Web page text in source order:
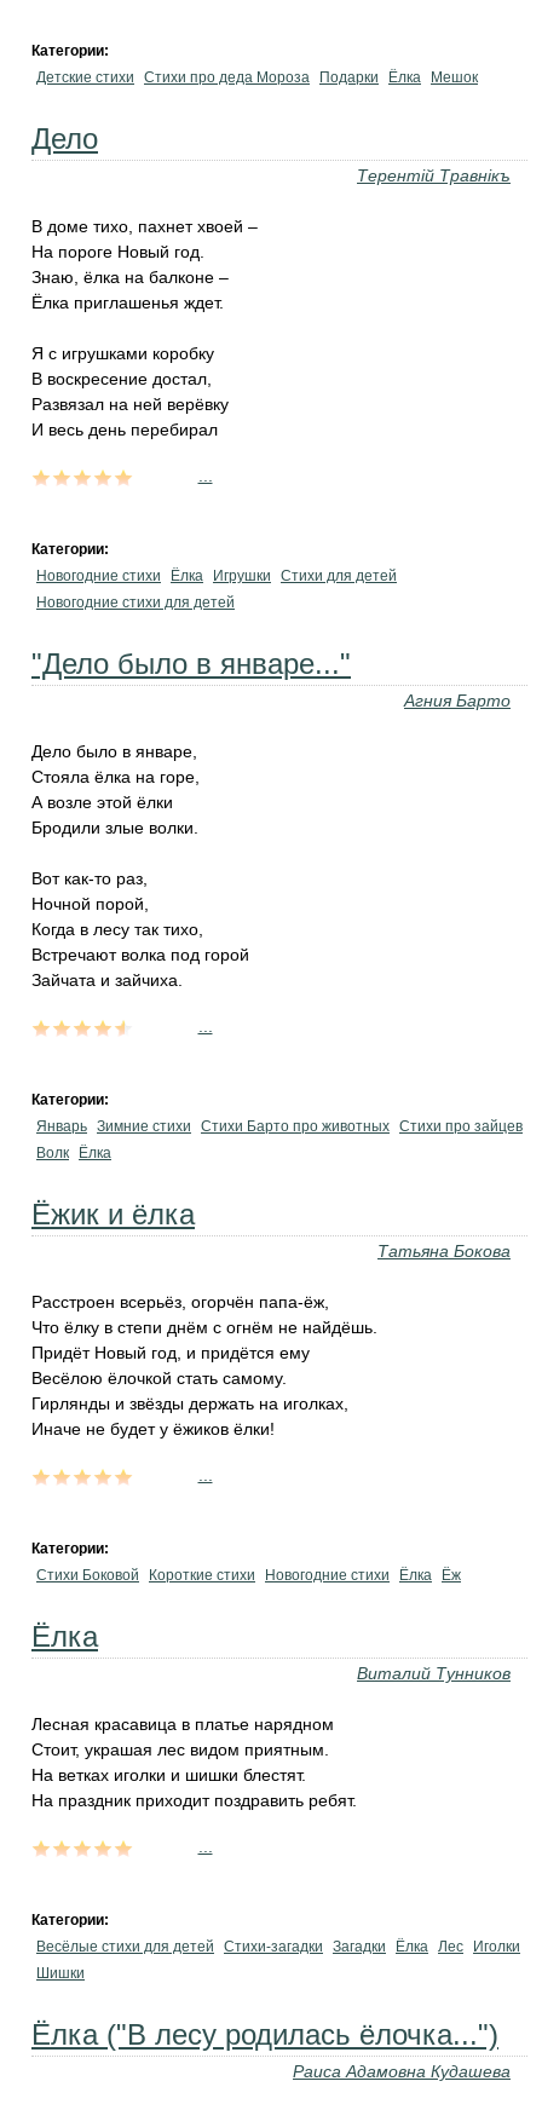
Категории:
Детские стихи
Стихи про деда Мороза Подарки Ёлка Мешок
Дело
Терентiй Травнiкъ
В доме тихо, пахнет хвоей –
На пороге Новый год.
Знаю, ёлка на балконе –
Ёлка приглашенья ждет.
Я с игрушками коробку
В воскресение достал,
Развязал на ней верёвку
И весь день перебирал
Категории:
Новогодние стихи
Ёлка Игрушки
Стихи для детей
Новогодние стихи для детей
"Дело было в январе..."
Агния Барто
Дело было в январе,
Стояла ёлка на горе,
А возле этой ёлки
Бродили злые волки.
Вот как-то раз,
Ночной порой,
Когда в лесу так тихо,
Встречают волка под горой
Зайчата и зайчиха.
Категории:
Январь Зимние стихи Стихи Барто про животных Стихи про зайцев
Волк
Ёлка
Ёжик и ёлка
Татьяна Бокова
Расстроен всерьёз, огорчён папа-ёж,
Что ёлку в степи днём с огнём не найдёшь.
Придёт Новый год, и придётся ему
Весёлою ёлочкой стать самому.
Гирлянды и звёзды держать на иголках,
Иначе не будет у ёжиков ёлки!
Категории:
Стихи Боковой
Короткие стихи Новогодние стихи Ёлка Ёж
Ёлка
Виталий Тунников
Лесная красавица в платье нарядном
Стоит, украшая лес видом приятным.
На ветках иголки и шишки блестят.
На праздник приходит поздравить ребят.
Категории:
Весёлые стихи для детей
Стихи-загадки Загадки Ёлка Лес
Иголки
Шишки
Ёлка ("В лесу родилась ёлочка...")
Раиса Адамовна Кудашева